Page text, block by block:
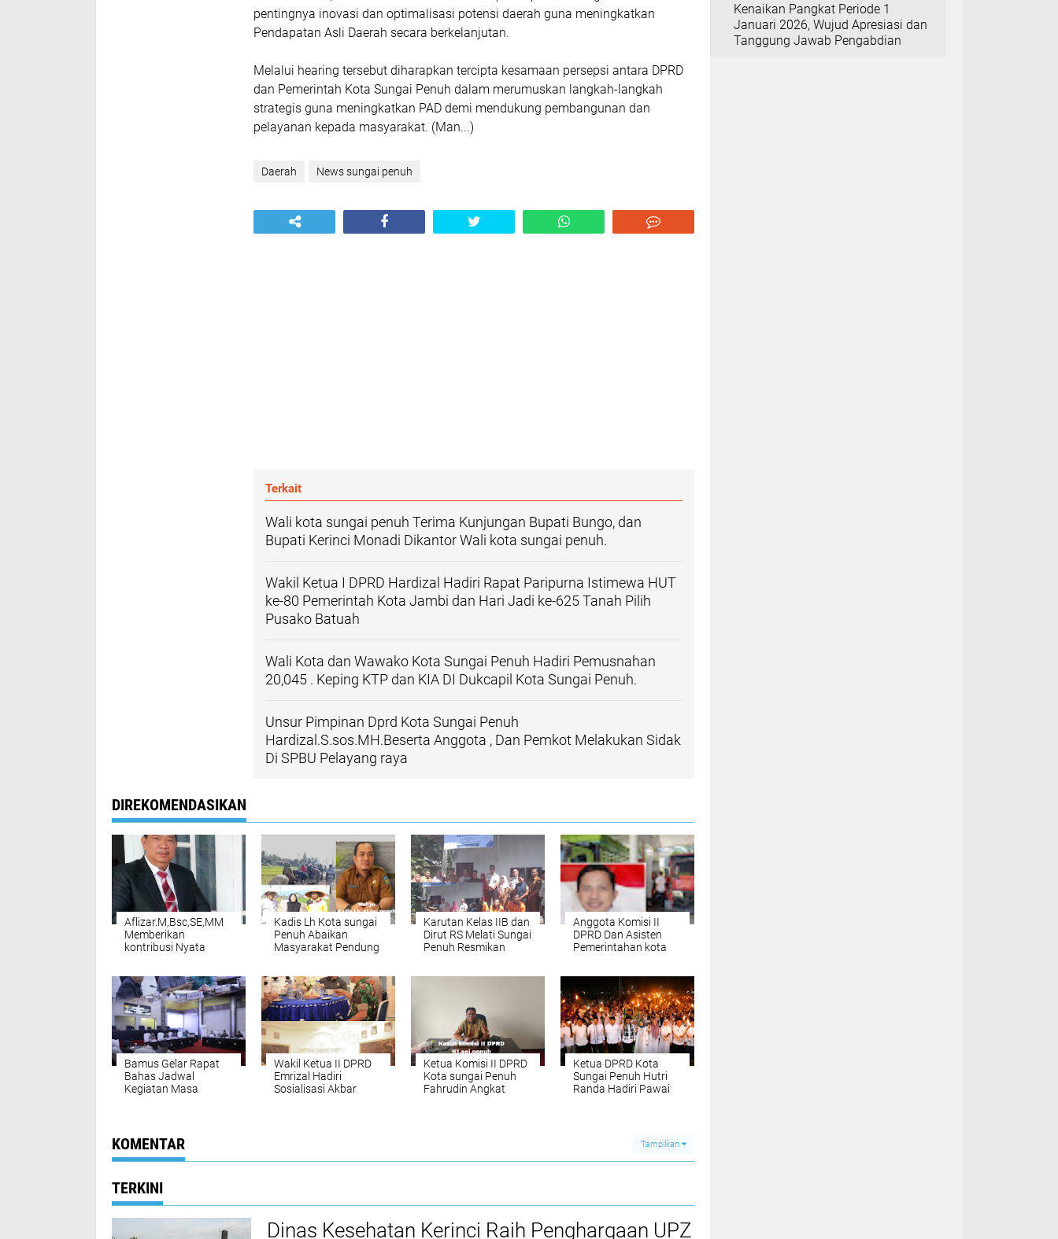
pentingnya inovasi dan optimalisasi potensi daerah guna meningkatkan
Pendapatan Asli Daerah secara berkelanjutan.
Melalui hearing tersebut diharapkan tercipta kesamaan persepsi antara DPRD
dan Pemerintah Kota Sungai Penuh dalam merumuskan langkah-langkah
strategis guna meningkatkan PAD demi mendukung pembangunan dan
pelayanan kepada masyarakat. (Man...)
Daerah News sungai penuh
Terkait
Wali kota sungai penuh Terima Kunjungan Bupati Bungo, dan
Bupati Kerinci Monadi Dikantor Wali kota sungai penuh.
Wakil Ketua I DPRD Hardizal Hadiri Rapat Paripurna Istimewa HUT
ke-80 Pemerintah Kota Jambi dan Hari Jadi ke-625 Tanah Pilih
Pusako Batuah
Wali Kota dan Wawako Kota Sungai Penuh Hadiri Pemusnahan
20,045 . Keping KTP dan KIA DI Dukcapil Kota Sungai Penuh.
Unsur Pimpinan Dprd Kota Sungai Penuh
Hardizal.S.sos.MH.Beserta Anggota , Dan Pemkot Melakukan Sidak
Di SPBU Pelayang raya
DIREKOMENDASIKAN
Aflizar.M,Bsc,SE,MM
Memberikan
kontribusi Nyata
Kab.Kerinci Dan Kota
sungai Penuh *
Selamat Purna Tugas
"
Kadis Lh Kota sungai
Penuh Abaikan
Masyarakat Pendung
Sampah Saat Gotong
royong Swadaya
masyarakat desa
setempat
Karutan Kelas IIB dan
Dirut RS Melati Sungai
Penuh Resmikan
Anggota Komisi II
DPRD Dan Asisten
Pemerintahan kota
Tim Pertamina Jambi
Dipsbu 2437120
Bamus Gelar Rapat
Bahas Jadwal
Kegiatan Masa
Wakil Ketua II DPRD
Emrizal Hadiri
Sosialisasi Akbar
Ketua Komisi II DPRD
Kota sungai Penuh
Fahrudin Angkat
Ketua DPRD Kota
Sungai Penuh Hutri
Randa Hadiri Pawai
KOMENTAR Tampilkan
TERKINI
Dinas Kesehatan Kerinci Raih Penghargaan UPZ
Kenaikan Pangkat Periode 1
Januari 2026, Wujud Apresiasi dan
Tanggung Jawab Pengabdian